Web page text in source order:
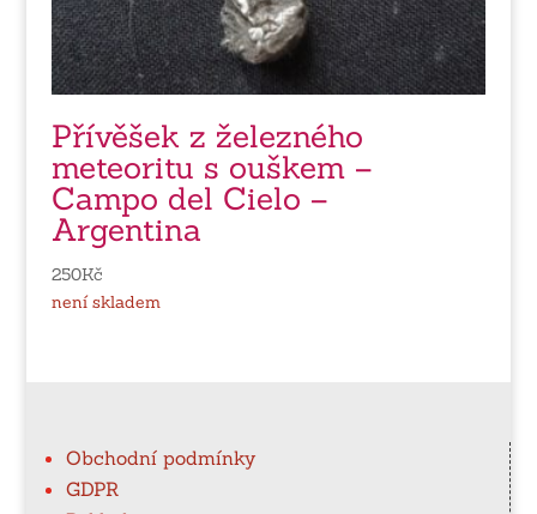
Přívěšek z železného
meteoritu s ouškem –
Campo del Cielo –
Argentina
250Kč
není skladem
Obchodní podmínky
GDPR